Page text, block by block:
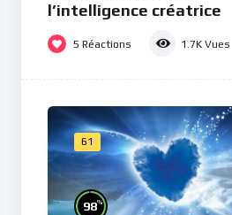
l’intelligence créatrice
5 Réactions 1.7K Vues
61
98%